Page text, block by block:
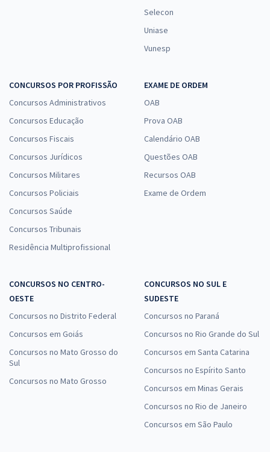
Selecon
Uniase
Vunesp
CONCURSOS POR PROFISSÃO
Concursos Administrativos
Concursos Educação
Concursos Fiscais
Concursos Jurídicos
Concursos Militares
Concursos Policiais
Concursos Saúde
Concursos Tribunais
Residência Multiprofissional
EXAME DE ORDEM
OAB
Prova OAB
Calendário OAB
Questões OAB
Recursos OAB
Exame de Ordem
CONCURSOS NO CENTRO-
OESTE
Concursos no Distrito Federal
Concursos em Goiás
Concursos no Mato Grosso do
Sul
Concursos no Mato Grosso
CONCURSOS NO SUL E
SUDESTE
Concursos no Paraná
Concursos no Rio Grande do Sul
Concursos em Santa Catarina
Concursos no Espírito Santo
Concursos em Minas Gerais
Concursos no Rio de Janeiro
Concursos em São Paulo